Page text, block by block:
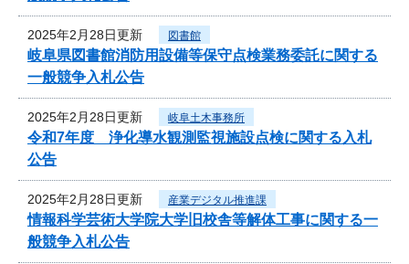
2025年2月28日更新 図書館
岐阜県図書館消防用設備等保守点検業務委託に関する
一般競争入札公告
2025年2月28日更新 岐阜土木事務所
令和7年度 浄化導水観測監視施設点検に関する入札
公告
2025年2月28日更新 産業デジタル推進課
情報科学芸術大学院大学旧校舎等解体工事に関する一
般競争入札公告